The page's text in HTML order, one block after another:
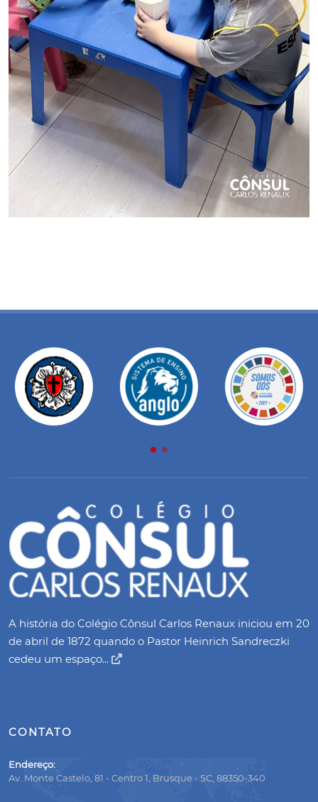
A história do Colégio Cônsul Carlos Renaux iniciou em 20
de abril de 1872 quando o Pastor Heinrich Sandreczki
cedeu um espaço...
CONTATO
Endereço:
Av. Monte Castelo, 81 - Centro 1, Brusque - SC, 88350-340